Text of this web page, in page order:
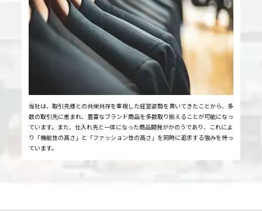
当社は、取引先様との共栄共存を重視した経営姿勢を貫いてきたことから、多
数の取引先に恵まれ、豊富なブランド商品を多数取り揃えることが可能になっ
ています。また、仕入れ先と一体になった商品開発がかのうであり、これによ
り「機能性の高さ」と「ファッション性の高さ」を同時に追求する強みを持っ
ています。